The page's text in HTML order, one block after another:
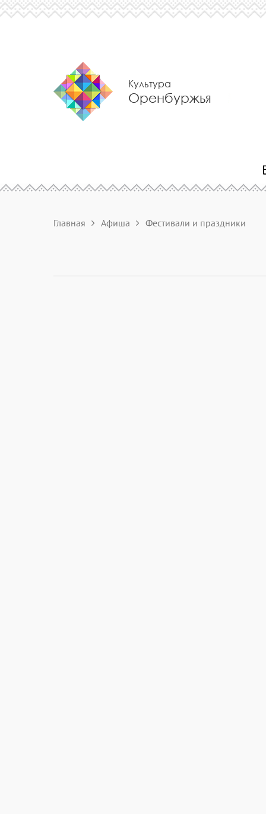
Культура
Оренбуржья
Главная Афиша Фестивали и праздники